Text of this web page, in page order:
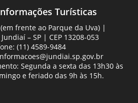
Turísticas
frente ao Parque da Uva) |
– SP | CEP 13208-053
(11) 4589-9484
Segunda a sexta das 13h30 às
e feriado das 9h às 15h.